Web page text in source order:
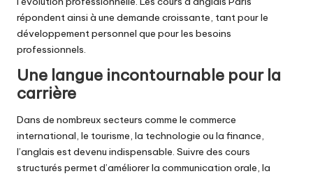
répondent ainsi à une demande croissante, tant pour le
développement personnel que pour les besoins
professionnels.
Une langue incontournable pour la
carrière
Dans de nombreux secteurs comme le commerce
international, le tourisme, la technologie ou la finance,
l’anglais est devenu indispensable. Suivre des cours
structurés permet d’améliorer la communication orale, la